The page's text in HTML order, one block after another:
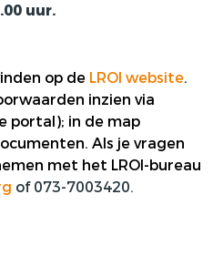
uur.
op de LROI website.
inzien via
portal); in de map
Als je vragen
met het LROI-bureau
of 073-7003420.